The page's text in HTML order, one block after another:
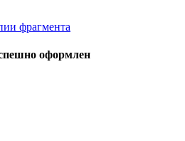
фрагмента
оформлен